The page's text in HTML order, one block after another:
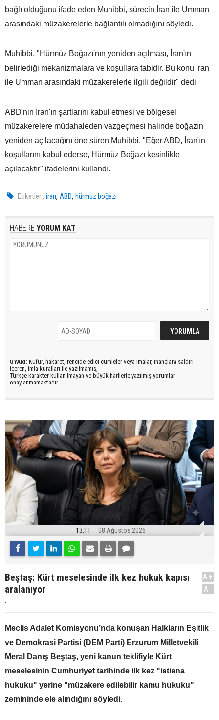
bağlı olduğunu ifade eden Muhibbi, sürecin İran ile Umman
arasındaki müzakerelerle bağlantılı olmadığını söyledi.
Muhibbi, "Hürmüz Boğazı'nın yeniden açılması, İran'ın
belirlediği mekanizmalara ve koşullara tabidir. Bu konu İran
ile Umman arasındaki müzakerelerle ilgili değildir" dedi.
ABD'nin İran'ın şartlarını kabul etmesi ve bölgesel
müzakerelere müdahaleden vazgeçmesi halinde boğazın
yeniden açılacağını öne süren Muhibbi, "Eğer ABD, İran'ın
koşullarını kabul ederse, Hürmüz Boğazı kesinlikle
açılacaktır" ifadelerini kullandı.
Etiketler : iran,ABD,hürmüz boğazı
HABERE YORUM KAT
UYARI: Küfür, hakaret, rencide edici cümleler veya imalar, inançlara saldırı
içeren, imla kuralları ile yazılmamış,
Türkçe karakter kullanılmayan ve büyük harflerle yazılmış yorumlar
onaylanmamaktadır.
13:11 08 Ağustos 2026
Beştaş: Kürt meselesinde ilk kez hukuk kapısı
aralanıyor
.
A+
A-
Meclis Adalet Komisyonu’nda konuşan Halkların Eşitlik
ve Demokrasi Partisi (DEM Parti) Erzurum Milletvekili
Meral Danış Beştaş, yeni kanun teklifiyle Kürt
meselesinin Cumhuriyet tarihinde ilk kez "istisna
hukuku" yerine "müzakere edilebilir kamu hukuku"
zemininde ele alındığını söyledi.